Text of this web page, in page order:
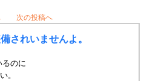
次の投稿へ
されいませんよ。
るのに
。